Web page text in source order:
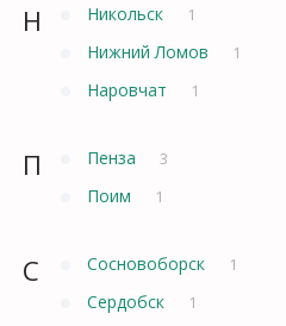
Н Никольск 1
Нижний Ломов 1
Наровчат 1
П Пенза 3
Поим 1
С Сосновоборск 1
Сердобск 1